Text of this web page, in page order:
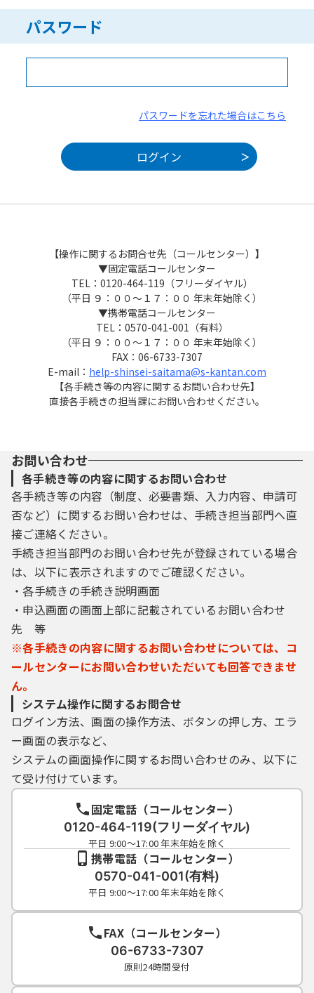
パスワード
パスワードを忘れた場合はこちら
【操作に関するお問合せ先（コールセンター）】
▼固定電話コールセンター
TEL：0120-464-119（フリーダイヤル）
（平日 ９：００～１７：００ 年末年始除く）
▼携帯電話コールセンター
TEL：0570-041-001（有料）
（平日 ９：００～１７：００ 年末年始除く）
FAX：06-6733-7307
E-mail： help-shinsei-saitama@s-kantan.com
【各手続き等の内容に関するお問い合わせ先】
直接各手続きの担当課にお問い合わせください。
お問い合わせ
各手続き等の内容に関するお問い合わせ
各手続き等の内容（制度、必要書類、入力内容、申請可
否など）に関するお問い合わせは、手続き担当部門へ直
接ご連絡ください。
手続き担当部門のお問い合わせ先が登録されている場合
は、以下に表示されますのでご確認ください。
・各手続きの手続き説明画面
・申込画面の画面上部に記載されているお問い合わせ
先 等
※各手続きの内容に関するお問い合わせについては、コ
ールセンターにお問い合わせいただいても回答できませ
ん。
システム操作に関するお問合せ
ログイン方法、画面の操作方法、ボタンの押し方、エラ
ー画面の表示など、
システムの画面操作に関するお問い合わせのみ、以下に
て受け付けています。
固定電話（コールセンター）
0120-464-119(フリーダイヤル)
平日 9:00～17:00 年末年始を除く
携帯電話（コールセンター）
0570-041-001(有料)
平日 9:00～17:00 年末年始を除く
FAX（コールセンター）
06-6733-7307
原則24時間受付